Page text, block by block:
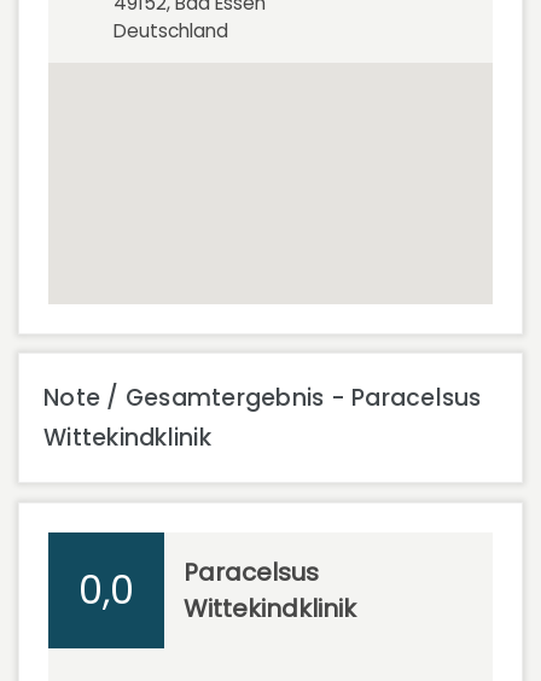
Deutschland
Note / Gesamtergebnis - Paracelsus
Wittekindklinik
0,0
Paracelsus
Wittekindklinik